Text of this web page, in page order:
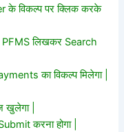
के विकल्प पर क्लिक करके
लिखकर Search
का विकल्प मिलेगा |
खुलेगा |
करना होगा |